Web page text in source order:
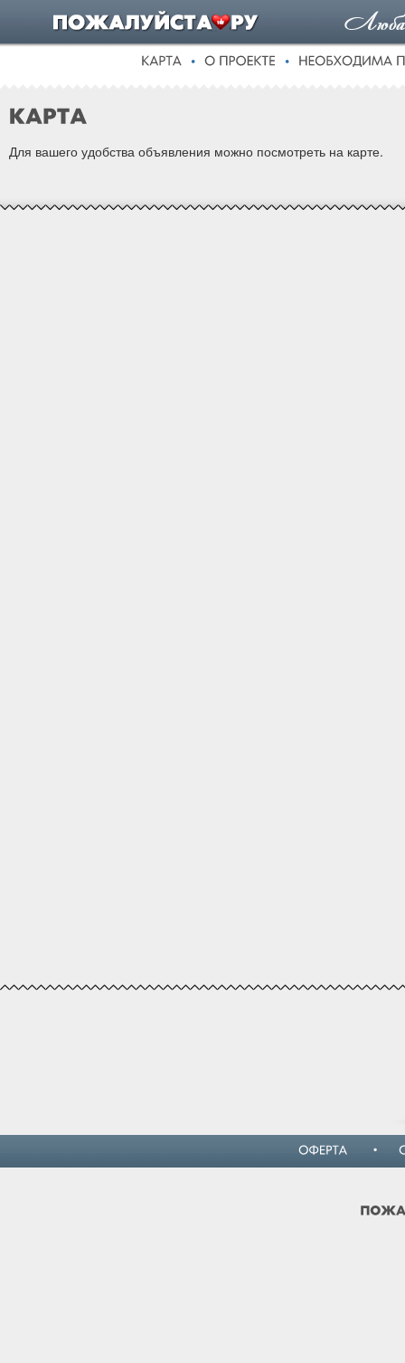
Для вашего удобства объявления можно посмотреть на карте.